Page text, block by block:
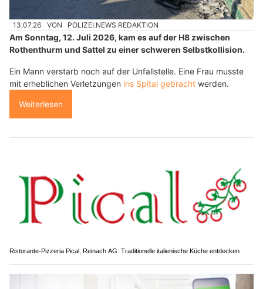
13.07.26 VON POLIZEI.NEWS REDAKTION
Am Sonntag, 12. Juli 2026, kam es auf der H8 zwischen
Rothenthurm und Sattel zu einer schweren Selbstkollision.
Ein Mann verstarb noch auf der Unfallstelle. Eine Frau musste
mit erheblichen Verletzungen ins Spital gebracht werden.
Weiterlesen
Ristorante-Pizzeria Pical, Reinach AG: Traditionelle italienische Küche entdecken